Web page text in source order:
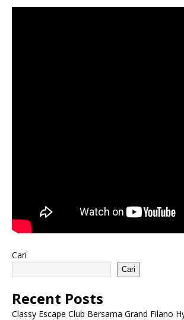
Cari
Cari
Recent Posts
Classy Escape Club Bersama Grand Filano